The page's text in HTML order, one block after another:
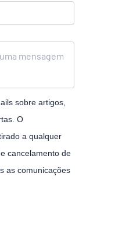
sobre artigos,
O
a qualquer
cancelamento de
as comunicações